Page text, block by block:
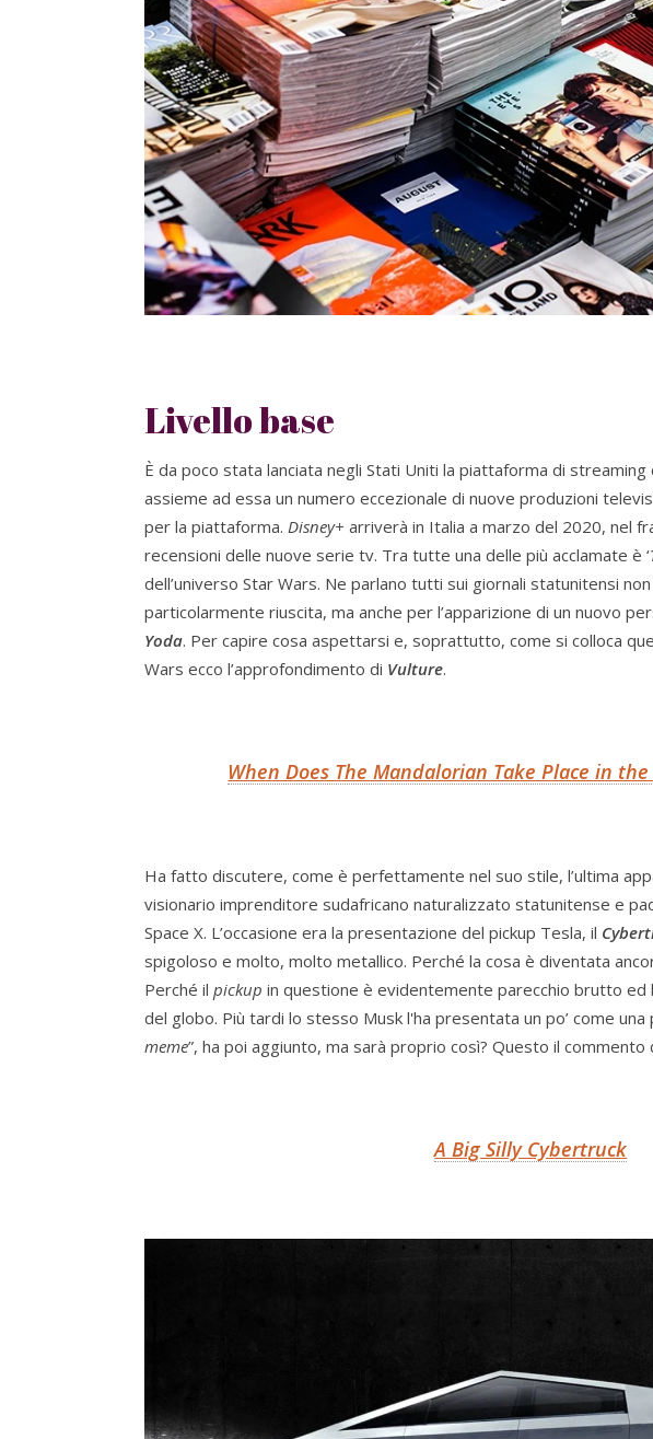
Livello base
È da poco stata lanciata negli Stati Uniti la piattaforma di streaming
assieme ad essa un numero eccezionale di nuove produzioni
per la piattaforma. Disney+ arriverà in Italia a marzo del 2020, nel
recensioni delle nuove serie tv. Tra tutte una delle più acclamate è ‘
dell’universo Star Wars. Ne parlano tutti sui giornali statunitensi
particolarmente riuscita, ma anche per l’apparizione di un nuovo
Yoda. Per capire cosa aspettarsi e, soprattutto, come si colloca
Wars ecco l’approfondimento di Vulture.
When Does The Mandalorian Take Place in
Ha fatto discutere, come è perfettamente nel suo stile, l’ultima
visionario imprenditore sudafricano naturalizzato statunitense e
Space X. L’occasione era la presentazione del pickup Tesla, il
spigoloso e molto, molto metallico. Perché la cosa è diventata
Perché il pickup in questione è evidentemente parecchio brutto
del globo. Più tardi lo stesso Musk l'ha presentata un po’ come una
meme”, ha poi aggiunto, ma sarà proprio così? Questo il commento
A Big Silly Cybertruck